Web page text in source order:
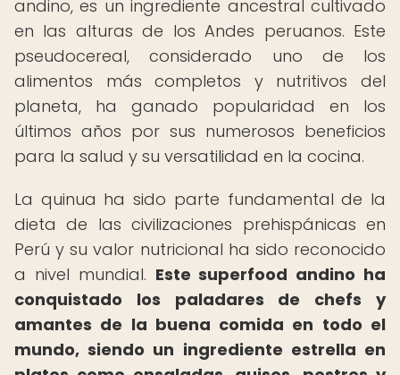
andino, es un ingrediente ancestral cultivado
en las alturas de los Andes peruanos. Este
pseudocereal, considerado uno de los
alimentos más completos y nutritivos del
planeta, ha ganado popularidad en los
últimos años por sus numerosos beneficios
para la salud y su versatilidad en la cocina.
La quinua ha sido parte fundamental de la
dieta de las civilizaciones prehispánicas en
Perú y su valor nutricional ha sido reconocido
a nivel mundial. Este superfood andino ha
conquistado los paladares de chefs y
amantes de la buena comida en todo el
mundo, siendo un ingrediente estrella en